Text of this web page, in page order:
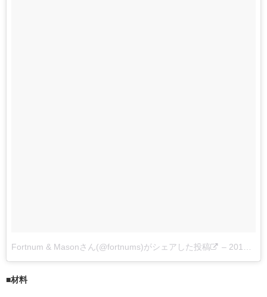
Fortnum & Masonさん(@fortnums)がシェアした投稿 – 2017 5月 14 12:54午前 PDT
■材料